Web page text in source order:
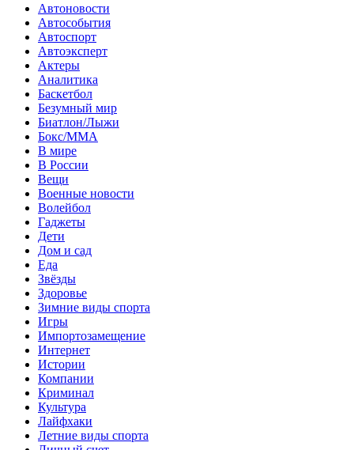
Автоновости
Автособытия
Автоспорт
Автоэксперт
Актеры
Аналитика
Баскетбол
Безумный мир
Биатлон/Лыжи
Бокс/MMA
В мире
В России
Вещи
Военные новости
Волейбол
Гаджеты
Дети
Дом и сад
Еда
Звёзды
Здоровье
Зимние виды спорта
Игры
Импортозамещение
Интернет
Истории
Компании
Криминал
Культура
Лайфхаки
Летние виды спорта